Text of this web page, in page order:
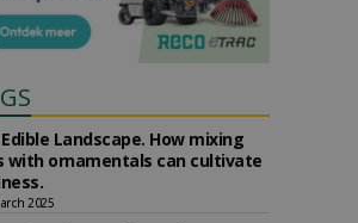
Landscape. How mixing
with ornamentals can cultivate
2025